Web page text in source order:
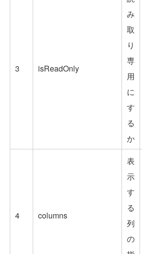
3 isReadOnly
み
取
り
専
用
に
す
る
か
4 columns
表
示
す
る
列
の